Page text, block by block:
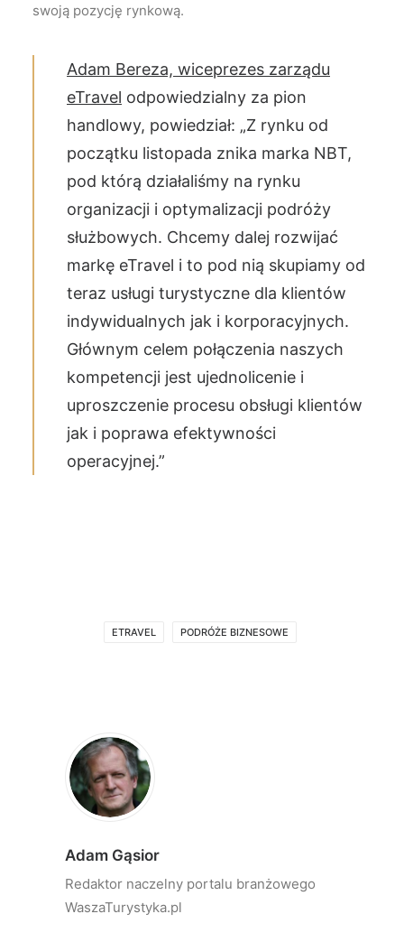
swoją pozycję rynkową.
Adam Bereza, wiceprezes zarządu
eTravel odpowiedzialny za pion
handlowy, powiedział: „Z rynku od
początku listopada znika marka NBT,
pod którą działaliśmy na rynku
organizacji i optymalizacji podróży
służbowych. Chcemy dalej rozwijać
markę eTravel i to pod nią skupiamy od
teraz usługi turystyczne dla klientów
indywidualnych jak i korporacyjnych.
Głównym celem połączenia naszych
kompetencji jest ujednolicenie i
uproszczenie procesu obsługi klientów
jak i poprawa efektywności
operacyjnej.”
ETRAVEL PODRÓŻE BIZNESOWE
Adam Gąsior
Redaktor naczelny portalu branżowego
WaszaTurystyka.pl